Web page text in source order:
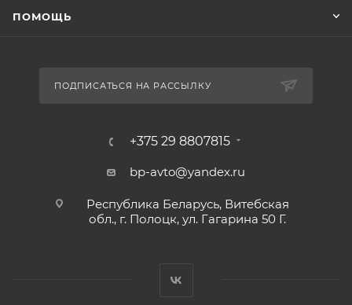
ПОМОЩЬ
ПОДПИСАТЬСЯ НА РАССЫЛКУ
+375 29 8807815
bp-avto@yandex.ru
Республика Беларусь, Витебская
обл., г. Полоцк, ул. Гагарина 50 Г.